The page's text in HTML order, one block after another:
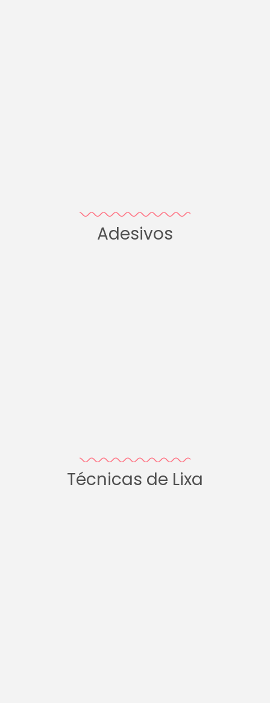
Adesivos
Técnicas de Lixa